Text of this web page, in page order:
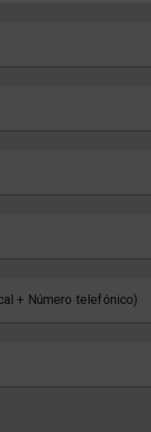
+ Número telefónico)